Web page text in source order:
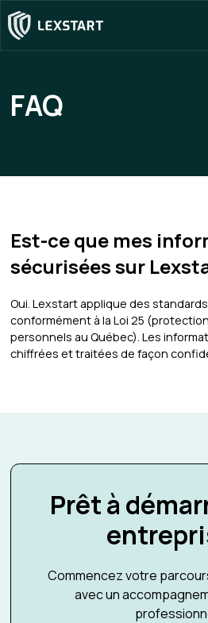
FAQ
Est-ce que mes
sécurisées sur
Oui. Lexstart applique des
conformément à la Loi 25
personnels au Québec). Les
chiffrées et traitées de façon
Prêt à
Commencez votre
avec un